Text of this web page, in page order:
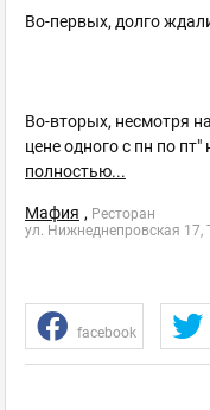
Во-первых, долго
Во-вторых, несмотря
цене одного с пн по
полностью...
Мафия , Ресторан
ул. Нижнеднепровская
facebook